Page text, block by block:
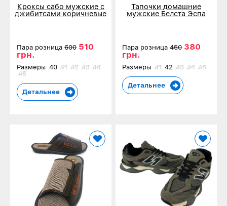
Кроксы сабо мужские с
джибитсами коричневые
161-421
Пара розница 600 510
грн.
Размеры 40 41 42 43 44
45
Детальнее
Тапочки домашние
мужские Белста Эспа
коричневые в клетку 4002
Пара розница450 380
грн.
Размеры 41 42 43 44 45
Детальнее